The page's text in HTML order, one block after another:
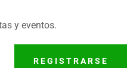
y eventos.
REGISTRARSE